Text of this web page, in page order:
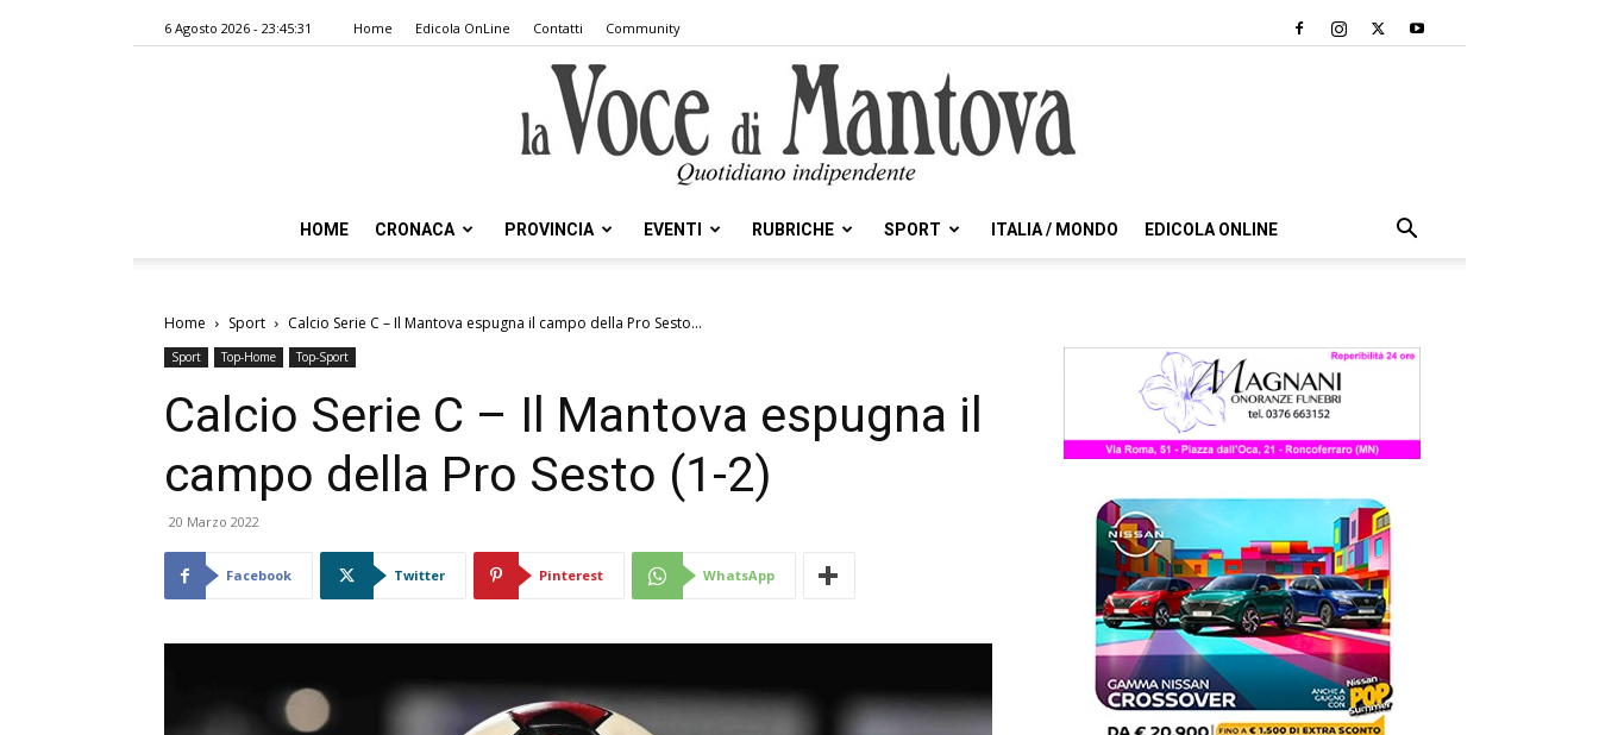
6 Agosto 2026 - 23:45:31 Home Edicola OnLine Contatti Community
Voce
HOME CRONACA PROVINCIA EVENTI RUBRICHE SPORT ITALIA / MONDO EDICOLA ONLINE
Home Sport Calcio Serie C – Il Mantova espugna il campo della Pro Sesto...
Sport Top-Home Top-Sport
Calcio Serie C – Il Mantova espugna il
campo della Pro Sesto (1-2)
20 Marzo 2022
Facebook Twitter Pinterest WhatsApp